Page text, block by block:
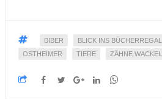
BIBER BLICK INS BÜCHERREGAL
OSTHEIMER
TIERE ZÄHNE